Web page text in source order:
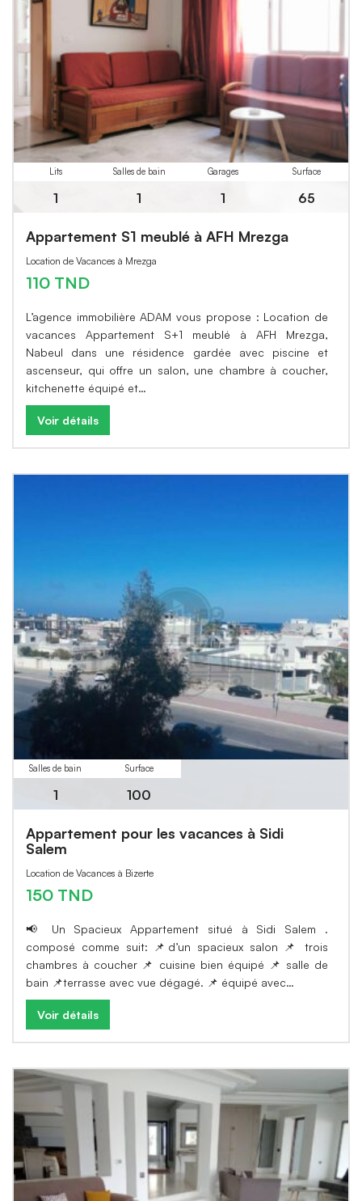
Lits
1
Salles de bain
1
Garages
1
Surface
65
Appartement S1 meublé à AFH Mrezga
Location de Vacances à Mrezga
110 TND
L’agence immobilière ADAM vous propose : Location de
vacances Appartement S+1 meublé à AFH Mrezga,
Nabeul dans une résidence gardée avec piscine et
ascenseur, qui offre un salon, une chambre à coucher,
kitchenette équipé et…
Voir détails
Salles de bain
1
Surface
100
Appartement pour les vacances à Sidi
Salem
Location de Vacances à Bizerte
150 TND
📢 Un Spacieux Appartement situé à Sidi Salem .
composé comme suit: 📌d’un spacieux salon 📌 trois
chambres à coucher 📌 cuisine bien équipé 📌 salle de
bain 📌terrasse avec vue dégagé. 📌 équipé avec…
Voir détails